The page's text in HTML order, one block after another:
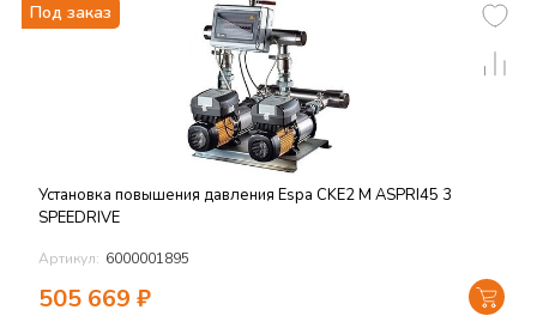
Под заказ
Установка повышения давления Espa CKE2 M ASPRI45 3
SPEEDRIVE
Артикул: 6000001895
505 669 ₽